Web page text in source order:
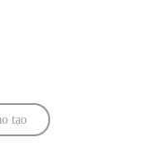
tạo